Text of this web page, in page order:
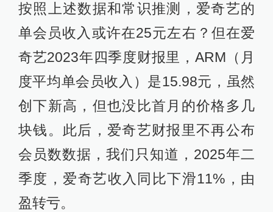
按照上述数据和常识推测，爱奇艺的
单会员收入或许在25元左右？但在爱
奇艺2023年四季度财报里，ARM（月
度平均单会员收入）是15.98元，虽然
创下新高，但也没比首月的价格多几
块钱。此后，爱奇艺财报里不再公布
会员数数据，我们只知道，2025年二
季度，爱奇艺收入同比下滑11%，由
盈转亏。